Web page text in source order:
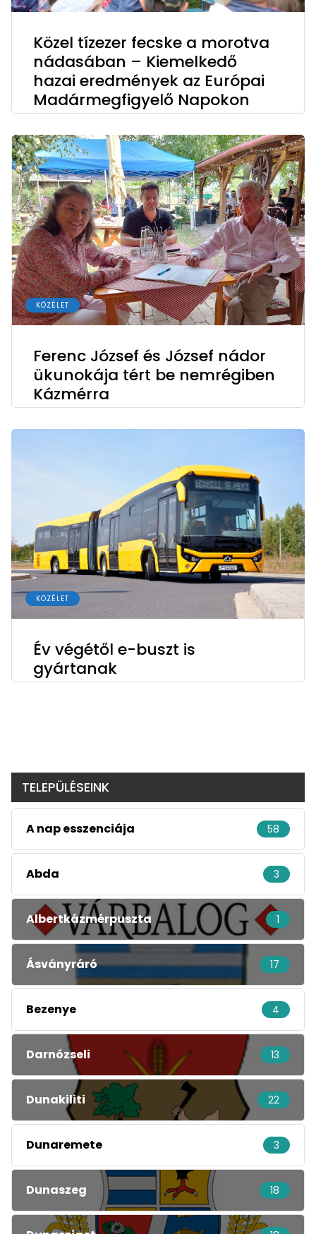
Közel tízezer fecske a morotva
nádasában – Kiemelkedő
hazai eredmények az Európai
Madármegfigyelő Napokon
KÖZÉLET
Ferenc József és József nádor
ükunokája tért be nemrégiben
Kázmérra
KÖZÉLET
Év végétől e-buszt is
gyártanak
TELEPÜLÉSEINK
A nap esszenciája 58
Abda 3
Albertkázmérpuszta 1
Ásványráró 17
Bezenye 4
Darnózseli 13
Dunakiliti 22
Dunaremete 3
Dunaszeg 18